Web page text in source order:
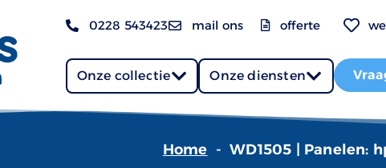
0228 543423 mail ons offerte
Onze collectie Onze diensten
Home - WD1505 | Panelen: